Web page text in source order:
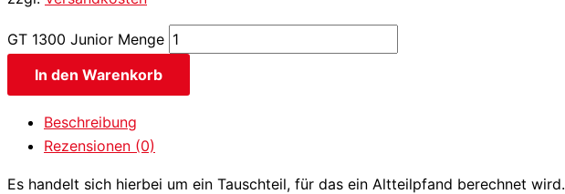
GT 1300 Junior Menge
In den Warenkorb
Beschreibung
Rezensionen (0)
Es handelt sich hierbei um ein Tauschteil, für das ein Altteilpfand berechnet wird.